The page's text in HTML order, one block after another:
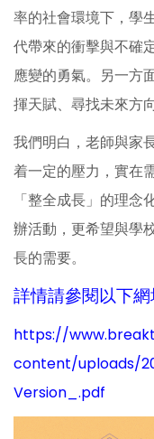
率的社會環境下，學
代帶來的衝擊與不確
應變的勇氣。另一方
揮天賦、尋找未來方
我們明白，老師與家
着一定的壓力，實在
「整全成長」的理
辦活動，更希望與學
長的需要。
詳情請參閱以下網
https://
content/uploads/
Version_.pdf